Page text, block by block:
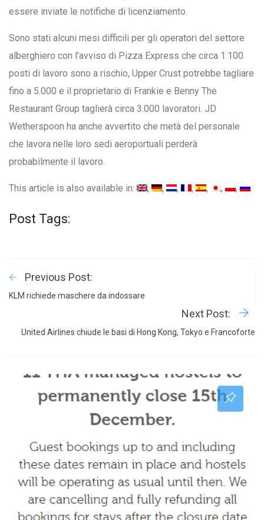
essere inviate le notifiche di licenziamento.
Sono stati alcuni mesi difficili per gli operatori del settore
alberghiero con l’avviso di Pizza Express che circa 1.100
posti di lavoro sono a rischio, Upper Crust potrebbe tagliare
fino a 5.000 e il proprietario di Frankie e Benny The
Restaurant Group taglierà circa 3.000 lavoratori. JD
Wetherspoon ha anche avvertito che metà del personale
che lavora nelle loro sedi aeroportuali perderà
probabilmente il lavoro.
This article is also available in:
Post Tags:
Previous Post:
KLM richiede maschere da indossare
Next Post:
United Airlines chiude le basi di Hong Kong, Tokyo e Francoforte